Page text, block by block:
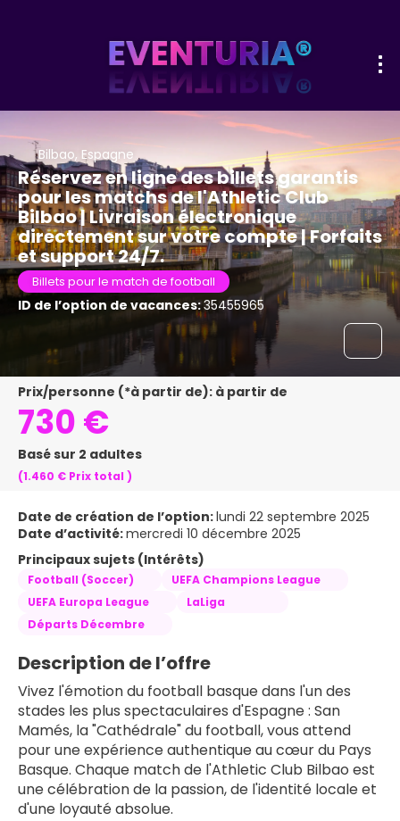
Bilbao, Espagne
Réservez en ligne des billets garantis
pour les matchs de l'Athletic Club
Bilbao | Livraison électronique
directement sur votre compte | Forfaits
et support 24/7.
Billets pour le match de football
ID de l’option de vacances:35455965
Prix/personne (*à partir de): à partir de
730 €
Basé sur 2 adultes
(1.460 € Prix ​​total )
Date de création de l’option:lundi 22 septembre 2025
Date d’activité:mercredi 10 décembre 2025
Principaux sujets (Intérêts)
Football (Soccer)
UEFA Champions League
UEFA Europa League
LaLiga
Départs Décembre
Description de l’offre
Vivez l'émotion du football basque dans l'un des
stades les plus spectaculaires d'Espagne : San
Mamés, la "Cathédrale" du football, vous attend
pour une expérience authentique au cœur du Pays
Basque. Chaque match de l'Athletic Club Bilbao est
une célébration de la passion, de l'identité locale et
d'une loyauté absolue.